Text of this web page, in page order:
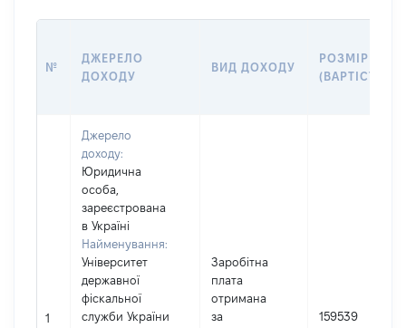
№
ДЖЕРЕЛО
ДОХОДУ
ВИД ДОХОДУ
РОЗМІР
(ВАРТІСТЬ)
1
Джерело
доходу:
Юридична
особа,
зареєстрована
в Україні
Найменування:
Університет
державної
фіскальної
служби України
Заробітна
плата
отримана
за
159539